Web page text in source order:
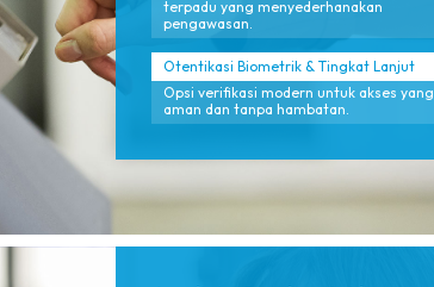
terpadu yang menyederhanakan
pengawasan.
Otentikasi Biometrik & Tingkat Lanjut
Opsi verifikasi modern untuk akses yang
aman dan tanpa hambatan.